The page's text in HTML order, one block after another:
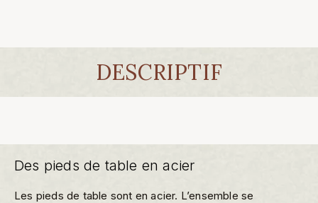
DESCRIPTIF
Des pieds de table en acier
Les pieds de table sont en acier. L’ensemble se